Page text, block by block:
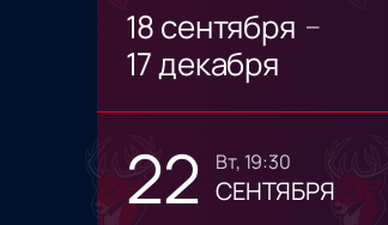
18 сентября —
17 декабря
22 вт, 19:30
СЕНТЯБРЯ